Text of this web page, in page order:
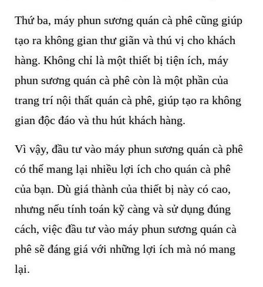
Thứ ba, máy phun sương quán cà phê cũng giúp
tạo ra không gian thư giãn và thú vị cho khách
hàng. Không chỉ là một thiết bị tiện ích, máy
phun sương quán cà phê còn là một phần của
trang trí nội thất quán cà phê, giúp tạo ra không
gian độc đáo và thu hút khách hàng.
Vì vậy, đầu tư vào máy phun sương quán cà phê
có thể mang lại nhiều lợi ích cho quán cà phê
của bạn. Dù giá thành của thiết bị này có cao,
nhưng nếu tính toán kỹ càng và sử dụng đúng
cách, việc đầu tư vào máy phun sương quán cà
phê sẽ đáng giá với những lợi ích mà nó mang
lại.